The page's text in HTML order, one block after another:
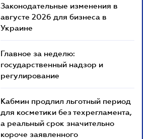
Законодательные изменения в
августе 2026 для бизнеса в
Украине
Главное за неделю:
государственный надзор и
регулирование
Кабмин продлил льготный период
для косметики без техрегламента,
а реальный срок значительно
короче заявленного